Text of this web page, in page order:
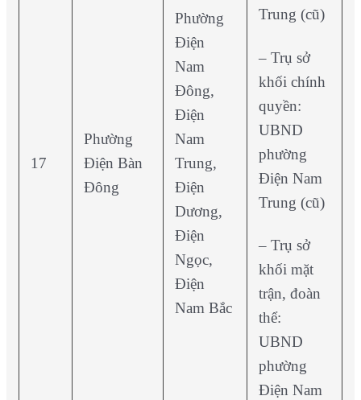
17
Phường
Điện Bàn
Đông
Phường
Điện
Nam
Đông,
Điện
Nam
Trung,
Điện
Dương,
Điện
Ngọc,
Điện
Nam Bắc
Trung (cũ)
– Trụ sở
khối chính
quyền:
UBND
phường
Điện Nam
Trung (cũ)
– Trụ sở
khối mặt
trận, đoàn
thể:
UBND
phường
Điện Nam